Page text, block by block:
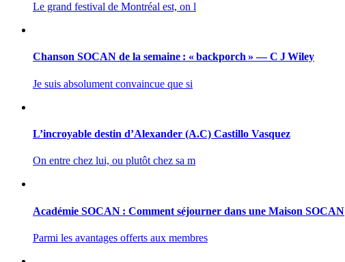
Le grand festival de Montréal est, on l
Chanson SOCAN de la semaine : « backporch » — C J Wiley
Je suis absolument convaincue que si
L’incroyable destin d’Alexander (A.C) Castillo Vasquez
On entre chez lui, ou plutôt chez sa m
Académie SOCAN : Comment séjourner dans une Maison SOCAN
Parmi les avantages offerts aux membres